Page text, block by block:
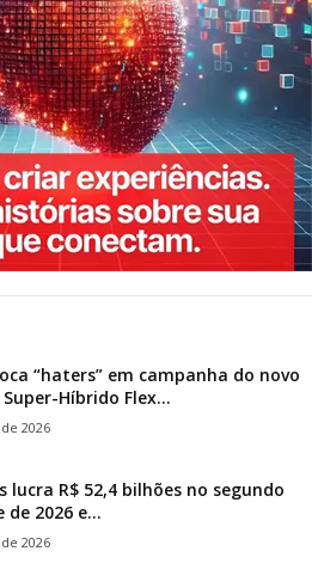
“haters” em campanha do novo
Super-Híbrido Flex...
2026
lucra R$ 52,4 bilhões no segundo
2026 e...
2026